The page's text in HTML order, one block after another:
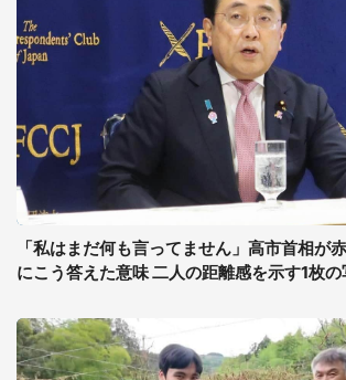
「私はまだ何も言ってません」高市首相が
にこう答えた意味 二人の距離感を示す1枚の